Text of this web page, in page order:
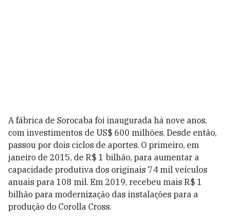
A fábrica de Sorocaba foi inaugurada há nove anos,
com investimentos de US$ 600 milhões. Desde então,
passou por dois ciclos de aportes. O primeiro, em
janeiro de 2015, de R$ 1 bilhão, para aumentar a
capacidade produtiva dos originais 74 mil veículos
anuais para 108 mil. Em 2019, recebeu mais R$ 1
bilhão para modernização das instalações para a
produção do Corolla Cross.